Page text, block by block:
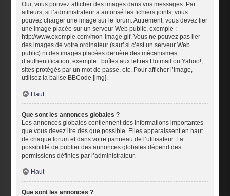
Oui, vous pouvez afficher des images dans vos messages. Par
ailleurs, si l’administrateur a autorisé les fichiers joints, vous
pouvez charger une image sur le forum. Autrement, vous devez lier
une image placée sur un serveur Web public, exemple :
http://www.exemple.com/mon-image.gif. Vous ne pouvez pas lier
des images de votre ordinateur (sauf si c’est un serveur Web
public) ni des images placées derrière des mécanismes
d’authentification, exemple : boîtes aux lettres Hotmail ou Yahoo!,
sites protégés par un mot de passe, etc. Pour afficher l’image,
utilisez la balise BBCode [img].
Haut
Que sont les annonces globales ?
Les annonces globales contiennent des informations importantes
que vous devez lire dès que possible. Elles apparaissent en haut
de chaque forum et dans votre panneau de l’utilisateur. La
possibilité de publier des annonces globales dépend des
permissions définies par l’administrateur.
Haut
Que sont les annonces ?